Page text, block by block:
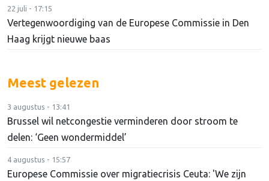
22 juli - 17:15
Vertegenwoordiging van de Europese Commissie in Den
Haag krijgt nieuwe baas
Meest gelezen
3 augustus - 13:41
Brussel wil netcongestie verminderen door stroom te
delen: ‘Geen wondermiddel’
4 augustus - 15:57
Europese Commissie over migratiecrisis Ceuta: 'We zijn